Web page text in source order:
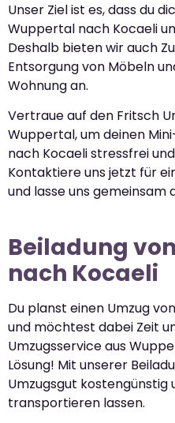
Unser Ziel ist es, dass du
Wuppertal nach Kocaeli
Deshalb bieten wir auch
Entsorgung von Möbeln
Wohnung an.
Vertraue auf den Fritsch
Wuppertal, um deinen
nach Kocaeli stressfrei
Kontaktiere uns jetzt für
und lasse uns gemeinsam
Beiladung
nach Kocaeli
Du planst einen Umzug
und möchtest dabei Zeit
Umzugsservice aus
Lösung! Mit unserer
Umzugsgut kostengünstig
transportieren lassen.